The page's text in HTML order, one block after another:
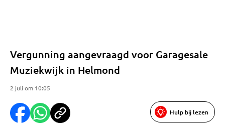
Vergunning aangevraagd voor Garagesale
Muziekwijk in Helmond
2 juli om 10:05
Hulp bij lezen